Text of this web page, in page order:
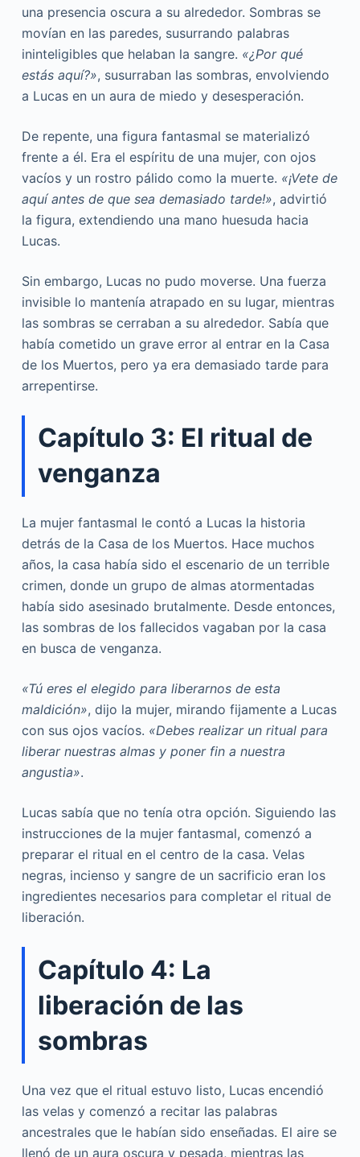
una presencia oscura a su alrededor. Sombras se
movían en las paredes, susurrando palabras
ininteligibles que helaban la sangre. «¿Por qué
estás aquí?», susurraban las sombras, envolviendo
a Lucas en un aura de miedo y desesperación.
De repente, una figura fantasmal se materializó
frente a él. Era el espíritu de una mujer, con ojos
vacíos y un rostro pálido como la muerte. «¡Vete de
aquí antes de que sea demasiado tarde!», advirtió
la figura, extendiendo una mano huesuda hacia
Lucas.
Sin embargo, Lucas no pudo moverse. Una fuerza
invisible lo mantenía atrapado en su lugar, mientras
las sombras se cerraban a su alrededor. Sabía que
había cometido un grave error al entrar en la Casa
de los Muertos, pero ya era demasiado tarde para
arrepentirse.
Capítulo 3: El ritual de
venganza
La mujer fantasmal le contó a Lucas la historia
detrás de la Casa de los Muertos. Hace muchos
años, la casa había sido el escenario de un terrible
crimen, donde un grupo de almas atormentadas
había sido asesinado brutalmente. Desde entonces,
las sombras de los fallecidos vagaban por la casa
en busca de venganza.
«Tú eres el elegido para liberarnos de esta
maldición», dijo la mujer, mirando fijamente a Lucas
con sus ojos vacíos. «Debes realizar un ritual para
liberar nuestras almas y poner fin a nuestra
angustia».
Lucas sabía que no tenía otra opción. Siguiendo las
instrucciones de la mujer fantasmal, comenzó a
preparar el ritual en el centro de la casa. Velas
negras, incienso y sangre de un sacrificio eran los
ingredientes necesarios para completar el ritual de
liberación.
Capítulo 4: La
liberación de las
sombras
Una vez que el ritual estuvo listo, Lucas encendió
las velas y comenzó a recitar las palabras
ancestrales que le habían sido enseñadas. El aire se
llenó de un aura oscura y pesada, mientras las